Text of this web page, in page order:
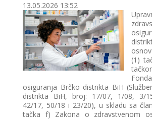
13.05.2026 13:52
(1)
osiguranja Brčko distrikta BiH
distrikta BiH, broj: 17/07, 1/08, 3/
42/17, 50/18 i 23/20), u skladu sa
tačka f) Zakona o zdravstvenom